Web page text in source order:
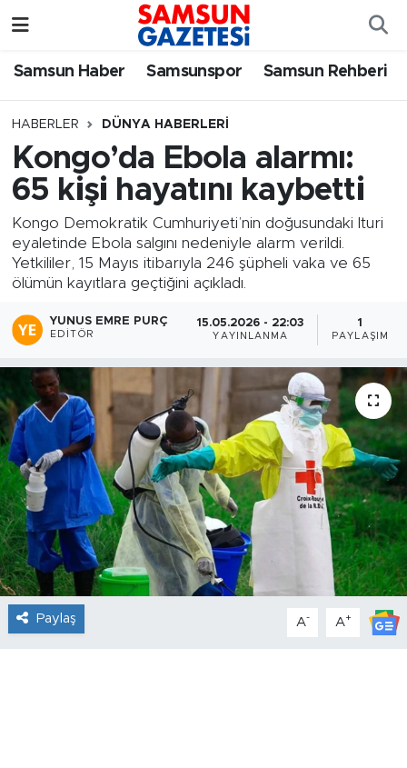
Samsun Haber Samsunspor Samsun Rehberi
HABERLER DÜNYA HABERLERI
Kongo’da Ebola alarmı:
65 kişi hayatını kaybetti
Kongo Demokratik Cumhuriyeti’nin doğusundaki Ituri
eyaletinde Ebola salgını nedeniyle alarm verildi.
Yetkililer, 15 Mayıs itibarıyla 246 şüpheli vaka ve 65
ölümün kayıtlara geçtiğini açıkladı.
YUNUS EMRE PURÇ
EDITÖR
15.05.2026 - 22:03
YAYINLANMA
1
PAYLAŞIM
Paylaş A- A+
Samsun Haber
Samsunspor
Samsun Rehberi
Resmi İlanlar
Samsun Nöbetçi Eczaneler
Samsun Hava Durumu
SAMSUN Namaz Vakitleri
Samsun Trafik Yoğunluk Haritası
Süper Lig Puan Durumu ve Fikstür
Haber Arşivi